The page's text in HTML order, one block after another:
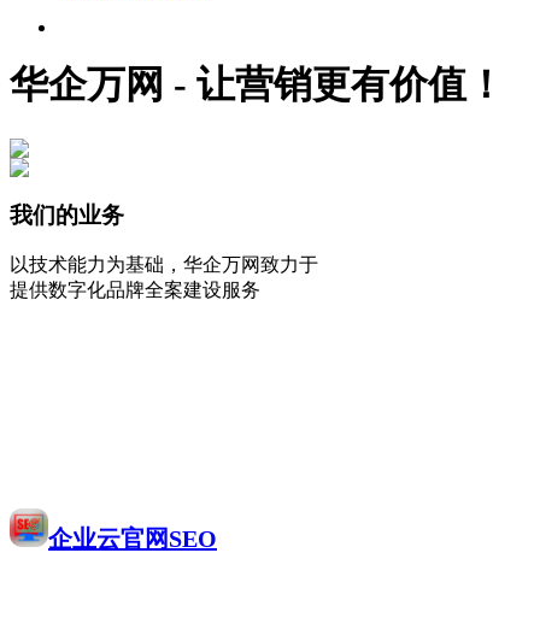
华企万网 - 让营销更有价值！
我们的业务
以技术能力为基础，华企万网致力于
提供数字化品牌全案建设服务
企业云官网SEO